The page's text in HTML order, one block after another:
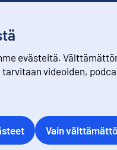
evästeitä.
videoiden,
Vain